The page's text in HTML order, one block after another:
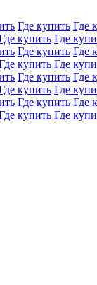
Где купить Где
купить Где
Где купить Где
купить Где
Где купить Где
купить Где
Где купить Где
купить Где